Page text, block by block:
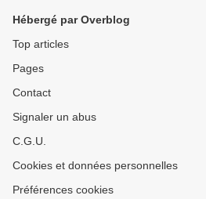
Hébergé par Overblog
Top articles
Pages
Contact
Signaler un abus
C.G.U.
Cookies et données personnelles
Préférences cookies